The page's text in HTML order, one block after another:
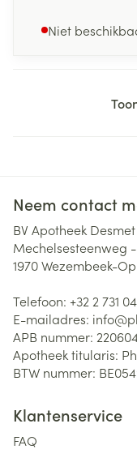
Niet
Neem contact
BV Apotheek
Mechelsesteenweg
1970Wezembeek-
Telefoon: +32 2 731
E-mailadres: info@
APB nummer:
Apotheek titularis:
BTW nummer:
Klantenservice
FAQ